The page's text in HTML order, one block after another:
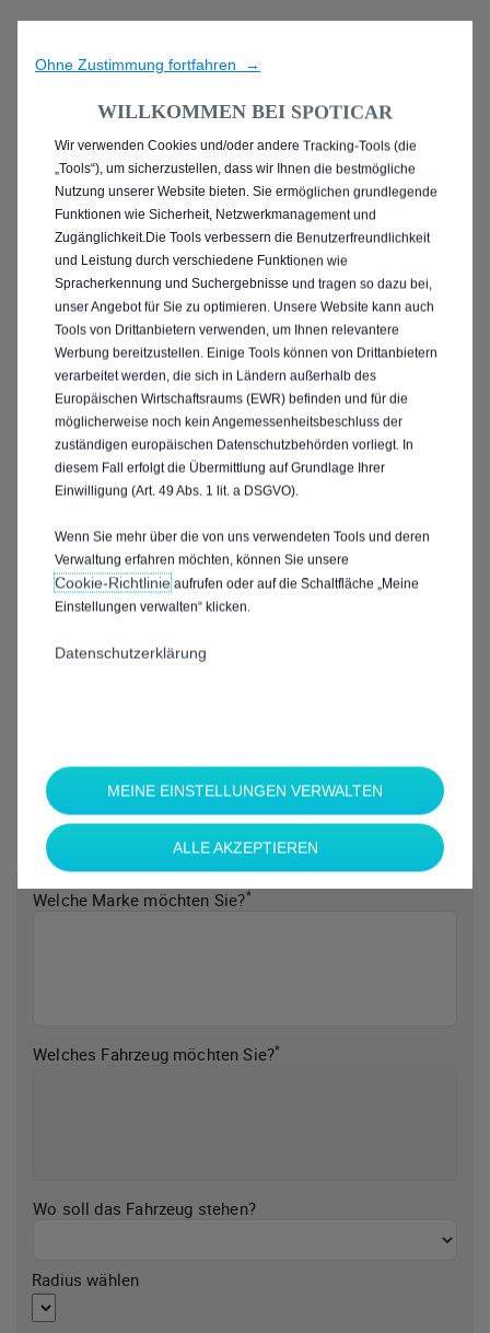
ENTDECKEN SIE ALLE
PEUGEOT 2008 MIT
BENZIN / MILD-HYBRID
ANTRIEB IN STOLBERG
(RHEINLAND)
Welche Marke möchten Sie?*
Welches Fahrzeug möchten Sie?*
Wo soll das Fahrzeug stehen?
Radius wählen
Ohne Zustimmung fortfahren →
WILLKOMMEN BEI SPOTICAR
Wir verwenden Cookies und/oder andere Tracking-Tools (die
„Tools“), um sicherzustellen, dass wir Ihnen die bestmögliche
Nutzung unserer Website bieten. Sie ermöglichen grundlegende
Funktionen wie Sicherheit, Netzwerkmanagement und
Zugänglichkeit.Die Tools verbessern die Benutzerfreundlichkeit
und Leistung durch verschiedene Funktionen wie
Spracherkennung und Suchergebnisse und tragen so dazu bei,
unser Angebot für Sie zu optimieren. Unsere Website kann auch
Tools von Drittanbietern verwenden, um Ihnen relevantere
Werbung bereitzustellen. Einige Tools können von Drittanbietern
verarbeitet werden, die sich in Ländern außerhalb des
Europäischen Wirtschaftsraums (EWR) befinden und für die
möglicherweise noch kein Angemessenheitsbeschluss der
zuständigen europäischen Datenschutzbehörden vorliegt. In
diesem Fall erfolgt die Übermittlung auf Grundlage Ihrer
Einwilligung (Art. 49 Abs. 1 lit. a DSGVO).
Wenn Sie mehr über die von uns verwendeten Tools und deren
Verwaltung erfahren möchten, können Sie unsere
Cookie‑Richtlinieaufrufen oder auf die Schaltfläche „Meine
Einstellungen verwalten“ klicken.
Datenschutzerklärung
MEINE EINSTELLUNGEN VERWALTEN
ALLE AKZEPTIEREN